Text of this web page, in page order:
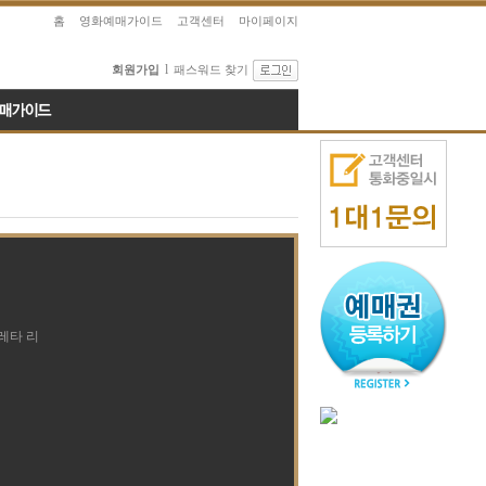
홈 영화예매가이드 고객센터 마이페이지
회원가입 l 패스워드 찾기
타 리